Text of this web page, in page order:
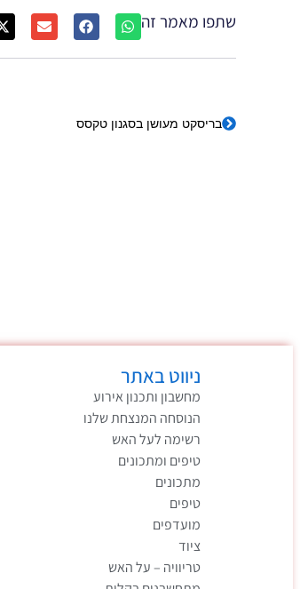
שתפו מאמר זה
בריסקט מעושן בסגנון טקסס
ניווט באתר
מחשבון ותכנון אירוע
הנוסחה המנצחת שלנו
רשימה לעל האש
טיפים ומתכונים
מתכונים
טיפים
מועדפים
ציוד
טריוויה – על האש